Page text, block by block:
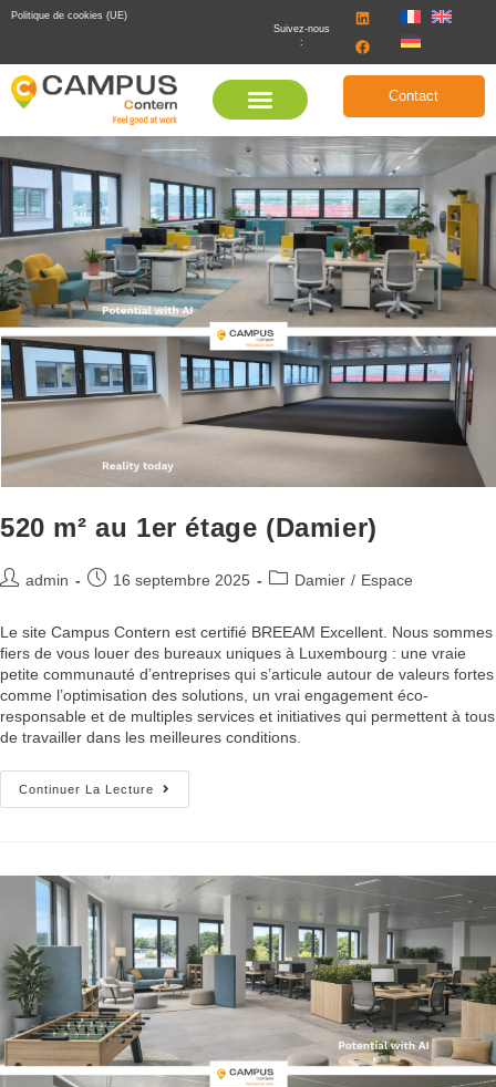
Politique de cookies (UE)
Suivez-nous
:
Contact
520 m² au 1er étage (Damier)
admin 16 septembre 2025 Damier / Espace
Le site Campus Contern est certifié BREEAM Excellent. Nous sommes
fiers de vous louer des bureaux uniques à Luxembourg : une vraie
petite communauté d’entreprises qui s’articule autour de valeurs fortes
comme l’optimisation des solutions, un vrai engagement éco-
responsable et de multiples services et initiatives qui permettent à tous
de travailler dans les meilleures conditions.
Continuer La Lecture